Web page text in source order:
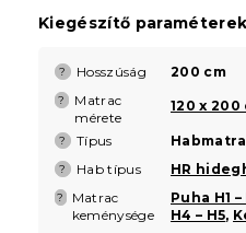
Kiegészítő paraméterek
? Hosszúság 200 cm
?
Matrac
mérete
120 x 200
? Típus
? Hab típus HR
?
Matrac
keménysége
Puha H1 –
H4 – H5,